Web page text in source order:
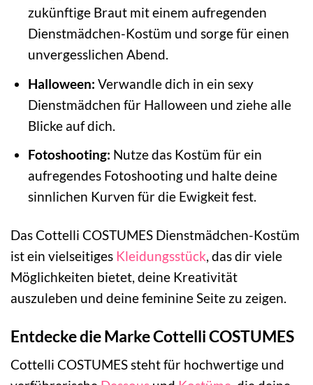
zukünftige Braut mit einem aufregenden
Dienstmädchen-Kostüm und sorge für einen
unvergesslichen Abend.
Halloween: Verwandle dich in ein sexy
Dienstmädchen für Halloween und ziehe alle
Blicke auf dich.
Fotoshooting: Nutze das Kostüm für ein
aufregendes Fotoshooting und halte deine
sinnlichen Kurven für die Ewigkeit fest.
Das Cottelli COSTUMES Dienstmädchen-Kostüm
ist ein vielseitiges Kleidungsstück, das dir viele
Möglichkeiten bietet, deine Kreativität
auszuleben und deine feminine Seite zu zeigen.
Entdecke die Marke Cottelli COSTUMES
Cottelli COSTUMES steht für hochwertige und